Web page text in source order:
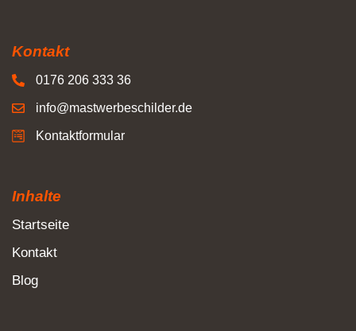
Kontakt
0176 206 333 36
info@mastwerbeschilder.de
Kontaktformular
Inhalte
Startseite
Kontakt
Blog